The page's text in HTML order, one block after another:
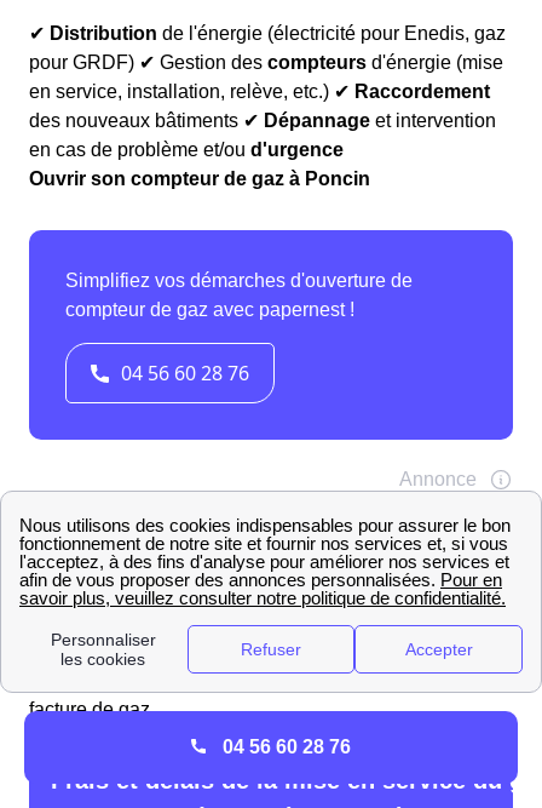
✔ Distribution de l'énergie (électricité pour Enedis, gaz
pour GRDF) ✔ Gestion des compteurs d'énergie (mise
en service, installation, relève, etc.) ✔ Raccordement
des nouveaux bâtiments ✔ Dépannage et intervention
en cas de problème et/ou d'urgence
Ouvrir son compteur de gaz à Poncin
À Poncin, l'ouverture de votre compteur de gaz avec
GRDFse fait en souscrivant une offre auprès d'un
fournisseur d'énergie, qui se chargera ensuite de la mise
en service avec le gestionnaire. Le coût de l'intervention
sera facturé par GRDF et apparaîtra sur votre première
facture de gaz.
Frais et délais de la mise en service du
04 56 60 28 76